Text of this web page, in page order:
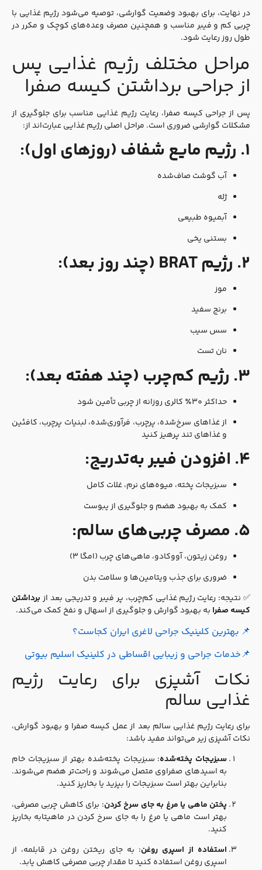
در نهایت، برای بهبود وضعیت گوارشی، توصیه می‌شود رژیم غذایی با
چربی کم و فیبر مناسب و همچنین مصرف وعده‌های کوچک و مکرر در
طول روز رعایت شود.
مراحل مختلف رژیم غذایی پس
از جراحی برداشتن کیسه صفرا
پس از جراحی کیسه صفرا، رعایت رژیم غذایی مناسب برای جلوگیری از
مشکلات گوارشی ضروری است. مراحل اصلی رژیم غذایی عبارت‌اند از:
آب گوشت صاف‌شده
ژله
آبمیوه طبیعی
بستنی یخی
موز
برنج سفید
سس سیب
نان تست
حداکثر ۳۰٪ کالری روزانه از چربی تأمین شود
از غذاهای سرخ‌شده، پرچرب، فرآوری‌شده، لبنیات پرچرب، کافئین
و غذاهای تند پرهیز کنید
سبزیجات پخته، میوه‌های نرم، غلات کامل
کمک به بهبود هضم و جلوگیری از یبوست
روغن زیتون، آووکادو، ماهی‌های چرب (امگا ۳)
ضروری برای جذب ویتامین‌ها و سلامت بدن
✅ نتیجه: رعایت رژیم غذایی کم‌چرب، پر فیبر و تدریجی بعد ازبرداشتن
کیسه صفرابه بهبود گوارش و جلوگیری از اسهال و نفخ کمک می‌کند.
بهترینکلینیک‌ جراحی لاغری ایران کجاست؟
خدمات جراحی و زیبایی اقساطی در کلینیک اسلیم بیوتی
نکات آشپزی برای رعایت رژیم
غذایی سالم
برای رعایت رژیم غذایی سالم بعد از عمل کیسه صفرا و بهبود گوارش،
نکات آشپزی زیر می‌تواند مفید باشد:
سبزیجات پخته‌شده: سبزیجات پخته‌شده بهتر از سبزیجات خام
به اسیدهای صفراوی متصل می‌شوند و راحت‌تر هضم می‌شوند.
بنابراین بهتر است سبزیجات را بپزید یا بخارپز کنید.
پختن ماهی یا مرغ به جای سرخ کردن: برای کاهش چربی مصرفی،
بهتر است ماهی یا مرغ را به جای سرخ کردن در ماهیتابه بخارپز
کنید.
استفاده از اسپری روغن: به جای ریختن روغن در قابلمه، از
اسپری روغن استفاده کنید تا مقدار چربی مصرفی کاهش یابد.